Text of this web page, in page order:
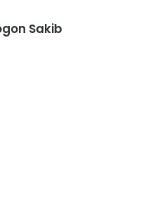
Sakib